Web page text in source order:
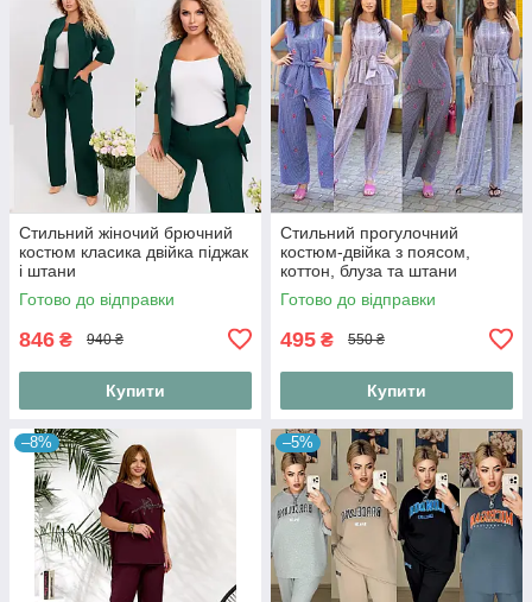
Стильний жіночий брючний
костюм класика двійка піджак
і штани
Готово до відправки
846 ₴ 940 ₴
Купити
Стильний прогулочний
костюм-двійка з поясом,
коттон, блуза та штани
Готово до відправки
495 ₴ 550 ₴
Купити
–8% –5%